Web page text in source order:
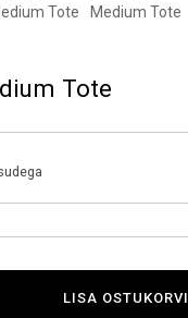
Tote
LISA OSTUKORVI